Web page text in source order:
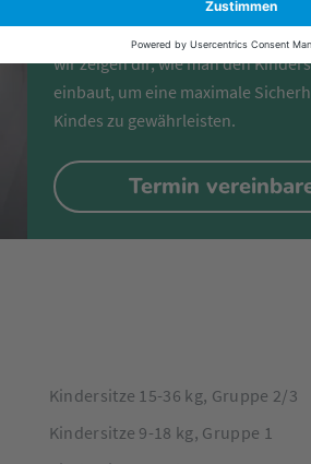
Besuche uns in einem unserer
wir zeigen dir, wie man den
einbaut, um eine maximale
Kindes zu gewährleisten.
Termin
Kindersitze 15-36 kg, Gruppe 2/3
Kindersitze 9-18 kg, Gruppe 1